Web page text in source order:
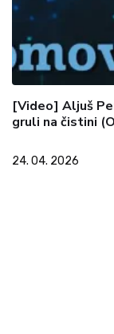
[Video] Aljuš
gruli na čistini
24. 04. 2026